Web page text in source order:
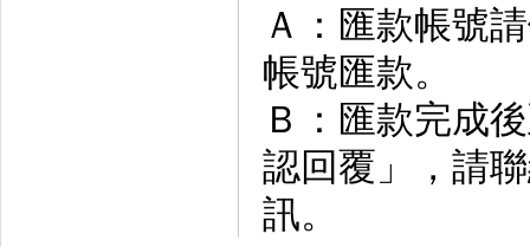
Ａ：匯款帳號
帳號匯款。
Ｂ：匯款完成
認回覆」，請
訊。